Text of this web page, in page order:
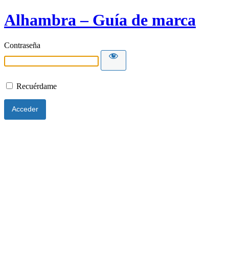
Alhambra – Guía de marca
Contraseña
Recuérdame